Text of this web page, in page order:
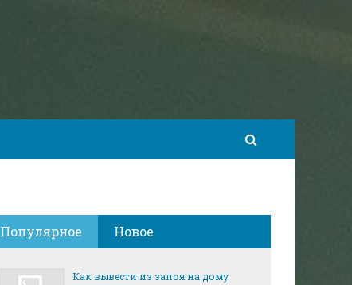
Популярное Новое
Как вывести из запоя на дому